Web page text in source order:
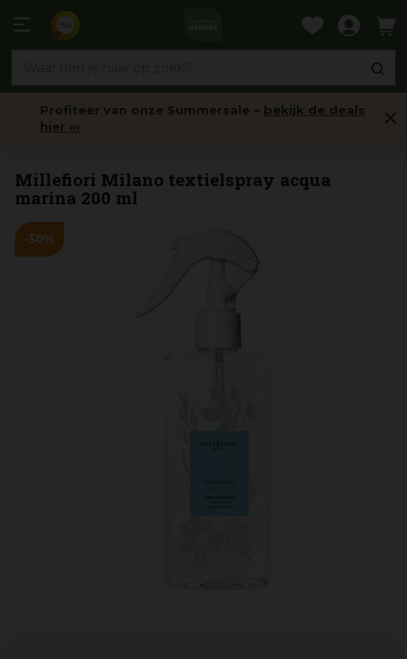
naar
Profiteer van onze Summersale – bekijk de deals
hier ›››
Millefiori Milano textielspray acqua
marina 200 ml